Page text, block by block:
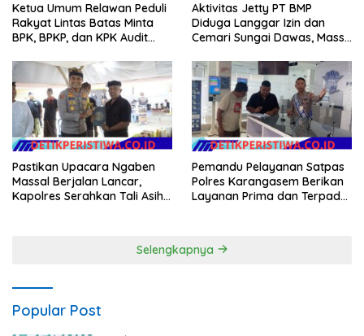
Ketua Umum Relawan Peduli
Rakyat Lintas Batas Minta
BPK, BPKP, dan KPK Audit
Kementan Pascabanjir di
Aceh
Aktivitas Jetty PT BMP
Diduga Langgar Izin dan
Cemari Sungai Dawas, Massa
Barikade 98 Minta
Pemerintah Usut Tuntas
Pastikan Upacara Ngaben
Massal Berjalan Lancar,
Kapolres Serahkan Tali Asih
Pemandu Pelayanan Satpas
Polres Karangasem Berikan
Layanan Prima dan Terpadu
Selengkapnya
Popular Post